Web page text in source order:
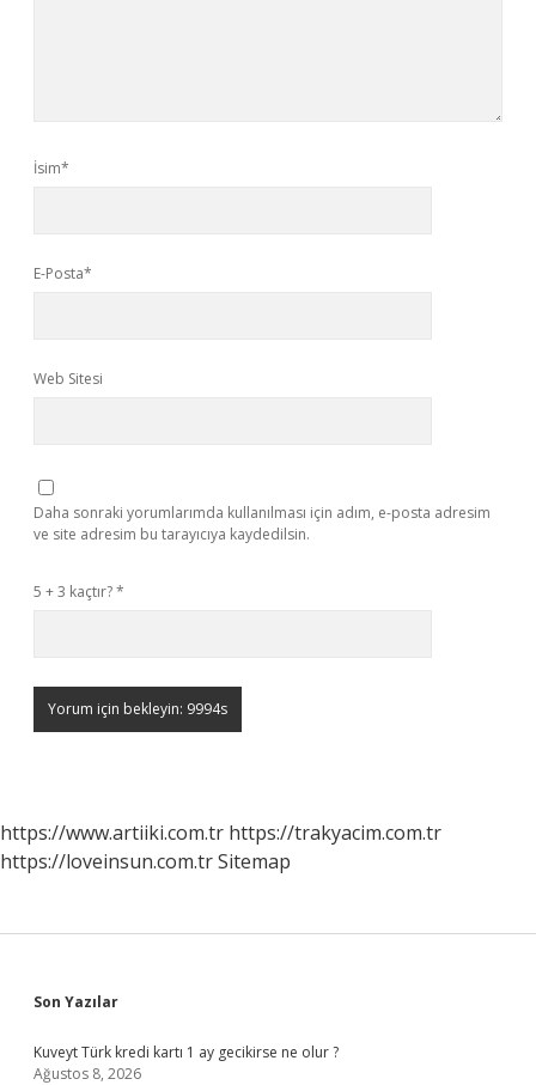
İsim*
E-Posta*
Web Sitesi
Daha sonraki yorumlarımda kullanılması için adım, e-posta adresim
ve site adresim bu tarayıcıya kaydedilsin.
5 + 3 kaçtır?*
https://www.artiiki.com.tr https://trakyacim.com.tr
https://loveinsun.com.trSitemap
Sidebar
Son Yazılar
Kuveyt Türk kredi kartı 1 ay gecikirse ne olur ?
Ağustos 8, 2026